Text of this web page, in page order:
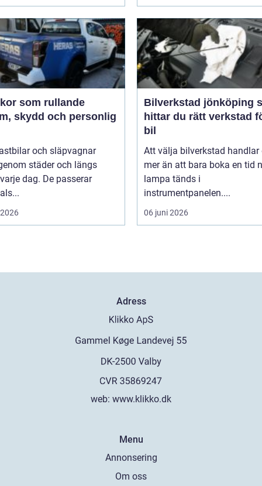
som rullande
skydd och personlig
och släpvagnar
städer och längs
dag. De passerar
Bilverkstad jönköping så
hittar du rätt verkstad
bil
Att välja bilverkstad handlar
mer än att bara boka en tid
lampa tänds i
instrumentpanelen....
06 juni 2026
Adress
web: www.klikko.dk
Menu
Annonsering
Om oss